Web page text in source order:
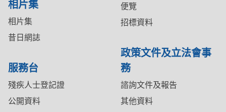
相片集
相片集
昔日網誌
服務台
殘疾人士登記證
公開資料
便覽
招標資料
政策文件及立法會事
務
諮詢文件及報告
其他資料